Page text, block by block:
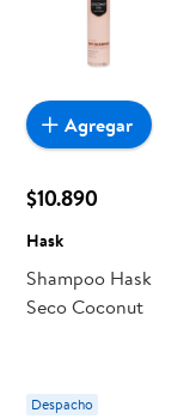
$10.890
Hask
Shampoo Hask
Seco Coconut
Despacho
Agregar